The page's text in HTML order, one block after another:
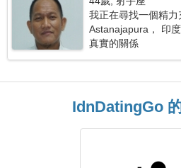
我正在尋找一個精力
Astanajapura， 印
真實的關係
IdnDatingGo